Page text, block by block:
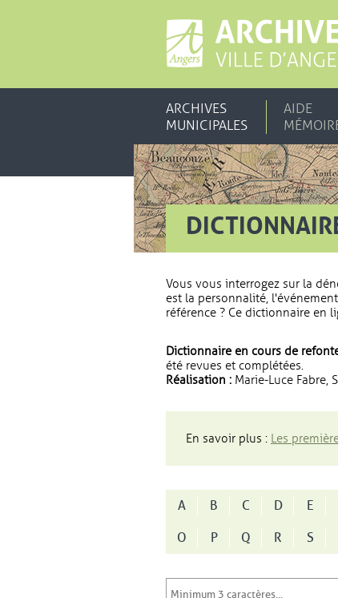
ARCHIVES
MUNICIPALES
AIDE
Vous vous interrogez sur la
est la personnalité,
référence ? Ce dictionnaire en
Dictionnaire en cours de
été revues et complétées.
Réalisation : Marie-Luce Fabre,
En savoir plus : Les
A B C D E
O
P Q R S